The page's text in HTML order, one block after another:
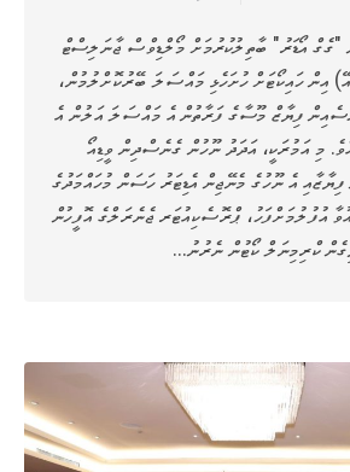
"ގެގް އޯޑަރު" ބާތިލުކުރުމަށް މޯލްޑިވްސް ޖާނަލިސްޓް
ހައިކޯޓަށް ހުށަހެޅި މައްސަލަ ބޭރުކޮށްލުމުން،
ފިޔާޒް މޫސާގެ ފަރާތުން އެ މައްސަލަ އަލުން އެ
މި އަމުރަކީ، އަދަދު ނޫހުން ގެނެސްދިން ވީޑިއޯ
އެ ނޫހުގެ މެނޭޖިން އެޑިޓަރު ހަސަން މުހައްމަދުގެ
އުފުލުމަށްފަހު، ޕްރޮސެކިއުޓަރ ޖެނެރަލްގެ އޮފީހުން
ކްރިމިނަލް ކޯޓުން ނެރުނު…